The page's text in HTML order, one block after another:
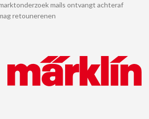
mails ontvangt achteraf
retounerenen